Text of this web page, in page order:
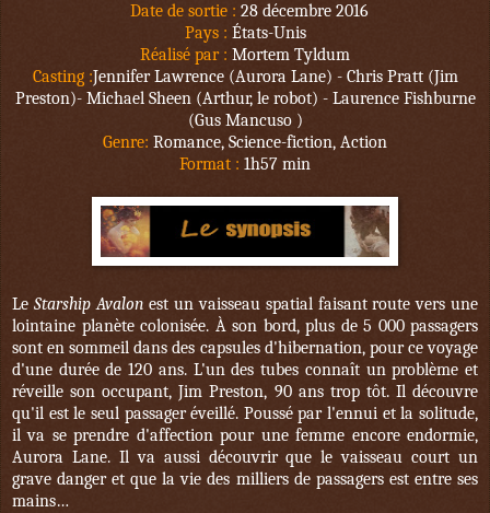
Date de sortie : 28 décembre 2016
Pays : États-Unis
Réalisé par : Mortem Tyldum
Casting :Jennifer Lawrence (Aurora Lane) - Chris Pratt (Jim
Preston)- Michael Sheen (Arthur, le robot) - Laurence Fishburne
(Gus Mancuso )
Genre: Romance, Science-fiction, Action
Format : 1h57 min
Le Starship Avalon est un vaisseau spatial faisant route vers une
lointaine planète colonisée. À son bord, plus de 5 000 passagers
sont en sommeil dans des capsules d'hibernation, pour ce voyage
d'une durée de 120 ans. L'un des tubes connaît un problème et
réveille son occupant, Jim Preston, 90 ans trop tôt. Il découvre
qu'il est le seul passager éveillé. Poussé par l'ennui et la solitude,
il va se prendre d'affection pour une femme encore endormie,
Aurora Lane. Il va aussi découvrir que le vaisseau court un
grave danger et que la vie des milliers de passagers est entre ses
mains…